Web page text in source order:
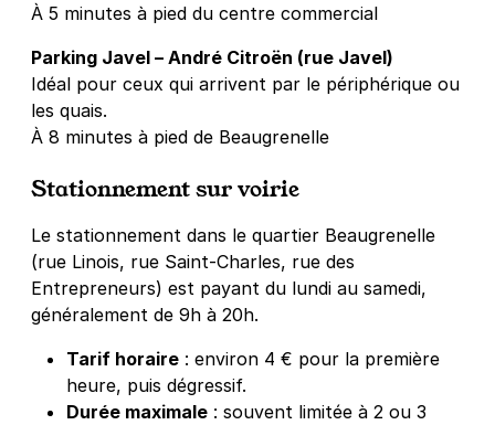
À 5 minutes à pied du centre commercial
Parking Javel – André Citroën (rue Javel)
Idéal pour ceux qui arrivent par le périphérique ou
les quais.
À 8 minutes à pied de Beaugrenelle
Stationnement sur voirie
Le stationnement dans le quartier Beaugrenelle
(rue Linois, rue Saint-Charles, rue des
Entrepreneurs) est payant du lundi au samedi,
généralement de 9h à 20h.
Tarif horaire : environ 4 € pour la première
heure, puis dégressif.
Durée maximale : souvent limitée à 2 ou 3